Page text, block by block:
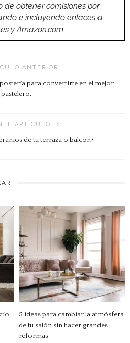
de obtener comisiones por
e incluyendo enlaces a
y Amazon.com
ANTERIOR
para convertirte en el mejor
pastelero.
ARTÍCULO
de tu terraza o balcón?
5 ideas para cambiar la atmósfera
de tu salón sin hacer grandes
reformas